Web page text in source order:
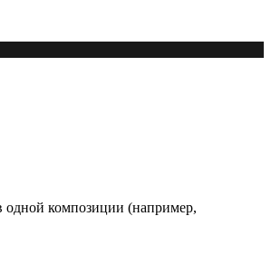
одной композиции (например,